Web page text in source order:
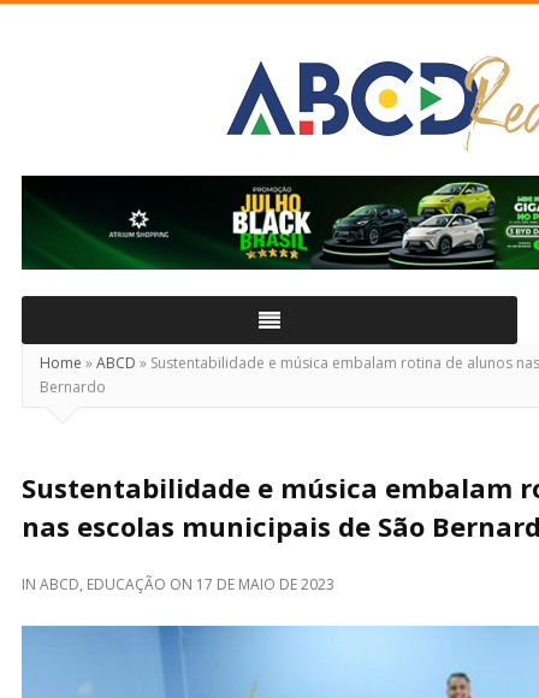
Real
Home »ABCD » Sustentabilidade e música embalam rotina de alunos
Bernardo
Sustentabilidade e música embalam
nas escolas municipais de São
IN ABCD, EDUCAÇÃO ON 17 DE MAIO DE 2023